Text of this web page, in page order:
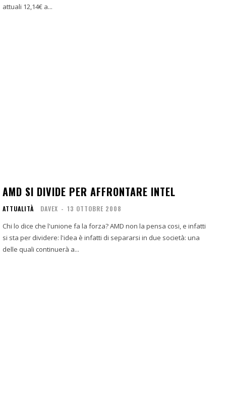
attuali 12,14€ a...
AMD SI DIVIDE PER AFFRONTARE INTEL
ATTUALITÀ DAVEX - 13 OTTOBRE 2008
Chi lo dice che l'unione fa la forza? AMD non la pensa cosi, e infatti
si sta per dividere: l'idea è infatti di separarsi in due società: una
delle quali continuerà a...